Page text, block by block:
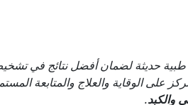
طبية حديثة لضمان أفضل نتائج في
على الوقاية والعلاج والمتابعة
والكبد.